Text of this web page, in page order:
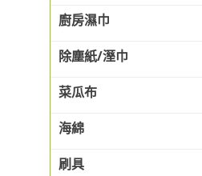
廚房濕巾
除塵紙/溼巾
菜瓜布
海綿
刷具